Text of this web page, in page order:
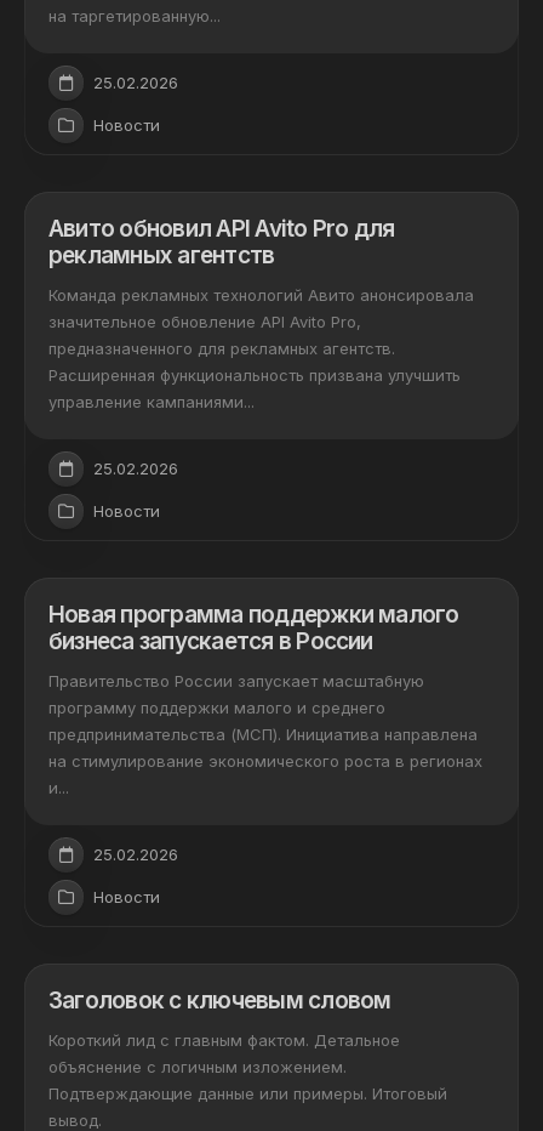
на таргетированную...
25.02.2026
Новости
Авито обновил API Avito Pro для
рекламных агентств
Команда рекламных технологий Авито анонсировала
значительное обновление API Avito Pro,
предназначенного для рекламных агентств.
Расширенная функциональность призвана улучшить
управление кампаниями...
25.02.2026
Новости
Новая программа поддержки малого
бизнеса запускается в России
Правительство России запускает масштабную
программу поддержки малого и среднего
предпринимательства (МСП). Инициатива направлена
на стимулирование экономического роста в регионах
и...
25.02.2026
Новости
Заголовок с ключевым словом
Короткий лид с главным фактом. Детальное
объяснение с логичным изложением.
Подтверждающие данные или примеры. Итоговый
вывод.